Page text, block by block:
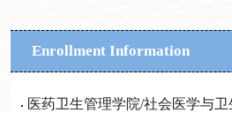
Enrollment Information
医药卫生管理学院/社会医学与卫